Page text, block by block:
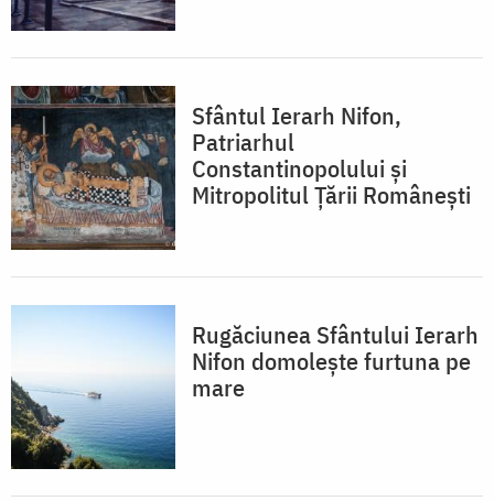
Sfântul Ierarh Nifon,
Patriarhul
Constantinopolului și
Mitropolitul Țării Românești
Rugăciunea Sfântului Ierarh
Nifon domolește furtuna pe
mare